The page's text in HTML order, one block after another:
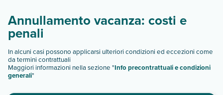
Annullamento vacanza: costi e
penali
In alcuni casi possono applicarsi ulteriori condizioni ed eccezioni come
da termini contrattuali
Maggiori informazioni nella sezione "Info precontrattuali e condizioni
generali"